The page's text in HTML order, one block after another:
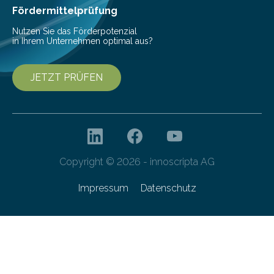
besser dämpft. Und das bei einer Gewichtseinsparung
von 20…
Fördermittelprüfung
Nutzen Sie das Förderpotenzial
in Ihrem Unternehmen optimal aus?
JETZT PRÜFEN
Copyright © 2026 - innoscripta AG
Impressum Datenschutz